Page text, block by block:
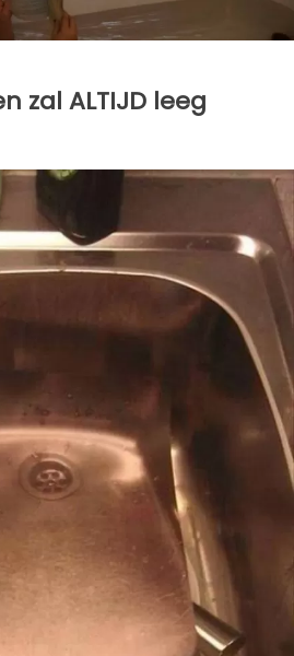
zal ALTIJD leeg